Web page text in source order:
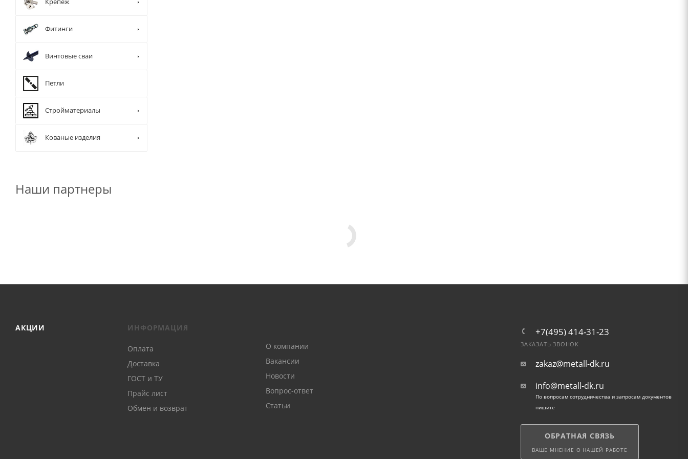
Фитинги
Винтовые сваи
Петли
Стройматериалы
Кованые изделия
Наши партнеры
АКЦИИ ИНФОРМАЦИЯ
Оплата
Доставка
ГОСТ и ТУ
Прайс лист
Обмен и возврат
О компании
Вакансии
Новости
Вопрос-ответ
Статьи
+7(495) 414-31-23
ЗАКАЗАТЬ ЗВОНОК
zakaz@metall-dk.ru
info@metall-dk.ru
По вопросам сотрудничества и запросам документов
пишите
ОБРАТНАЯ СВЯЗЬ
ВАШЕ МНЕНИЕ О НАШЕЙ РАБОТЕ